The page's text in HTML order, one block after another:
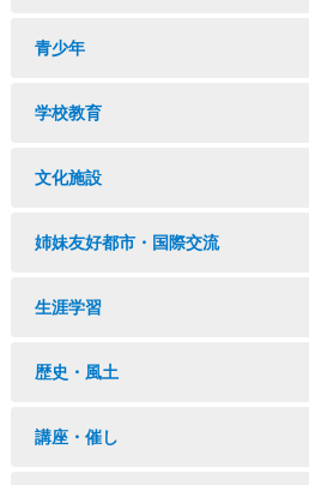
青少年
学校教育
文化施設
姉妹友好都市・国際交流
生涯学習
歴史・風土
講座・催し